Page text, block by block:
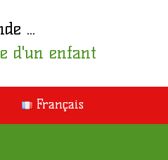
...
d'un enfant
Français